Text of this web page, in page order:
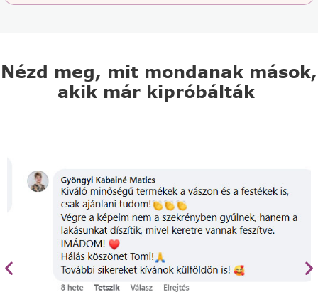
Nézd meg, mit mondanak mások,
akik már kipróbálták